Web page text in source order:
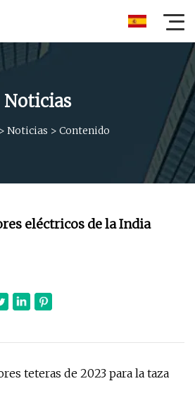
Noticias
> Noticias > Contenido
eléctricos de la India
teteras de 2023 para la taza